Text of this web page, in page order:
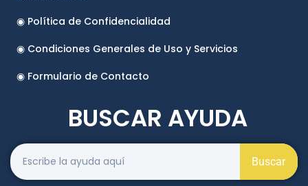
◉ Política de Confidencialidad
◉ Condiciones Generales de Uso y Servicios
◉ Formulario de Contacto
Buscar
BUSCAR AYUDA